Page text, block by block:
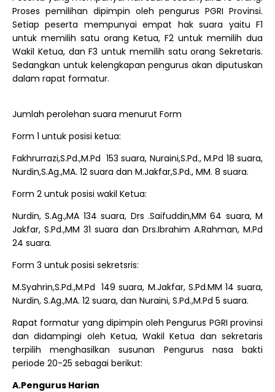
Proses pemilihan dipimpin oleh pengurus PGRI Provinsi.
Setiap peserta mempunyai empat hak suara yaitu F1
untuk memilih satu orang Ketua, F2 untuk memilih dua
Wakil Ketua, dan F3 untuk memilih satu orang Sekretaris.
Sedangkan untuk kelengkapan pengurus akan diputuskan
dalam rapat formatur.
Jumlah perolehan suara menurut Form
Form 1 untuk posisi ketua:
Fakhrurrazi,S.Pd.,M.Pd 153 suara, Nuraini,S.Pd., M.Pd 18 suara,
Nurdin,S.Ag.,MA. 12 suara dan M.Jakfar,S.Pd., MM. 8 suara.
Form 2 untuk posisi wakil Ketua:
Nurdin, S.Ag.,MA 134 suara, Drs .Saifuddin,MM 64 suara, M
Jakfar, S.Pd.,MM 31 suara dan Drs.Ibrahim A.Rahman, M.Pd
24 suara.
Form 3 untuk posisi sekretsris:
M.Syahrin,S.Pd.,M.Pd 149 suara, M.Jakfar, S.Pd.MM 14 suara,
Nurdin, S.Ag.,MA. 12 suara, dan Nuraini, S.Pd.,M.Pd 5 suara.
Rapat formatur yang dipimpin oleh Pengurus PGRI provinsi
dan didampingi oleh Ketua, Wakil Ketua dan sekretaris
terpilih menghasilkan susunan Pengurus nasa bakti
periode 20-25 sebagai berikut:
A.Pengurus Harian